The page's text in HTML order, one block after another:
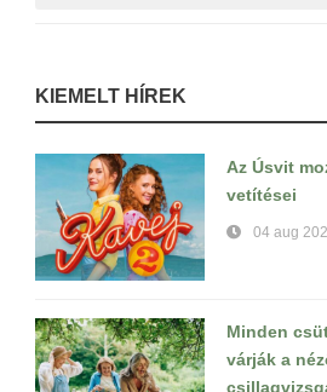
KIEMELT HÍREK
Az Úsvit
vetítései
04 aug
Minden
várják a